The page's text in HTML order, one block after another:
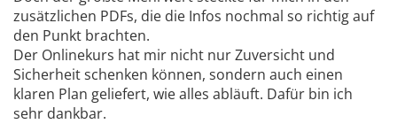
zusätzlichen PDFs, die die Infos nochmal so richtig auf
den Punkt brachten.
Der Onlinekurs hat mir nicht nur Zuversicht und
Sicherheit schenken können, sondern auch einen
klaren Plan geliefert, wie alles abläuft. Dafür bin ich
sehr dankbar.